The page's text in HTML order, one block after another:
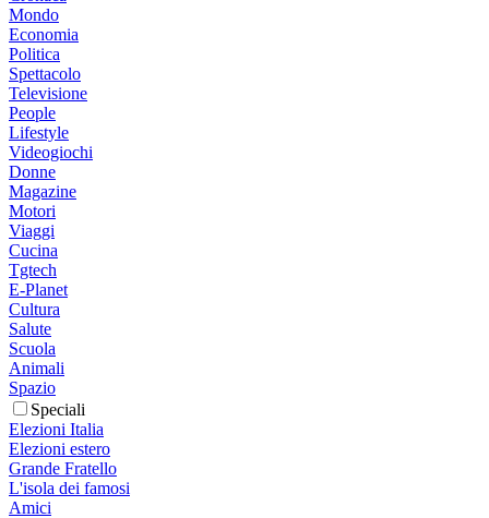
Mondo
Economia
Politica
Spettacolo
Televisione
People
Lifestyle
Videogiochi
Donne
Magazine
Motori
Viaggi
Cucina
Tgtech
E-Planet
Cultura
Salute
Scuola
Animali
Spazio
Speciali
Elezioni Italia
Elezioni estero
Grande Fratello
L'isola dei famosi
Amici